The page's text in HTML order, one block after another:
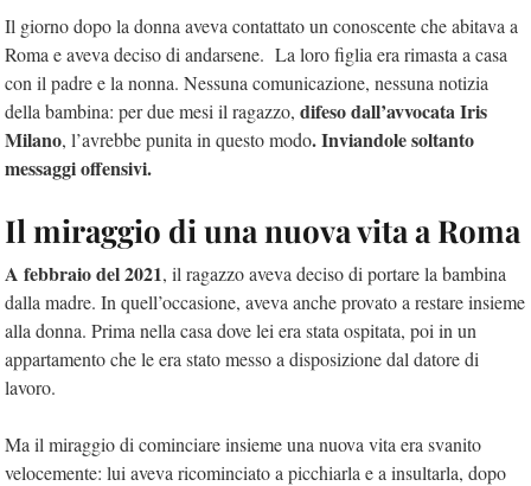
Il giorno dopo la donna aveva contattato un conoscente che abitava a
Roma e aveva deciso di andarsene. La loro figlia era rimasta a casa
con il padre e la nonna. Nessuna comunicazione, nessuna notizia
della bambina: per due mesi il ragazzo, difeso dall’avvocata Iris
Milano, l’avrebbe punita in questo modo. Inviandole soltanto
messaggi offensivi.
Il miraggio di una nuova vita a Roma
A febbraio del 2021, il ragazzo aveva deciso di portare la bambina
dalla madre. In quell’occasione, aveva anche provato a restare insieme
alla donna. Prima nella casa dove lei era stata ospitata, poi in un
appartamento che le era stato messo a disposizione dal datore di
lavoro.
Ma il miraggio di cominciare insieme una nuova vita era svanito
velocemente: lui aveva ricominciato a picchiarla e a insultarla, dopo